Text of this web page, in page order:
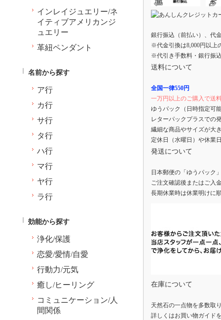
銀行振込（前払い）、代
※代金引換は8,000円以上
※代引き手数料・銀行振
送料について
全国一律550円
一万円以上のご購入で送
ゆうパック（日時指定可
レターパックプラスでの
繊細な商品やサイズが大
定休日（水曜日）や休業
発送について
日本郵便の「ゆうパック
ご注文確認後またはご入
長期休業時は休業明けに
在庫について
天然石の一点物を多数取
詳しくはお買い物ガイド
インレイジュエリー/ネ
イティブアメリカンジ
ュエリー
革紐ペンダント
名前から探す
ア行
カ行
サ行
タ行
ハ行
マ行
ヤ行
ラ行
効能から探す
浄化/保護
恋愛/愛情/自愛
行動力/元気
癒し/ヒーリング
コミュニケーション/人
間関係